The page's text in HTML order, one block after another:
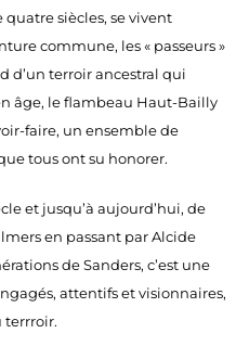
siècles, se vivent
commune, les « passeurs »
d’un terroir ancestral qui
âge, le flambeau Haut-Bailly
faire, un ensemble de
tous ont su honorer.
et jusqu’à aujourd’hui, de
en passant par Alcide
de Sanders, c’est une
attentifs et visionnaires,
terrroir.